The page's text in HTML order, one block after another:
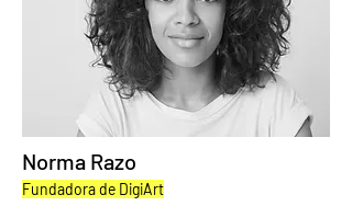
Norma Razo
Fundadora de DigiArt